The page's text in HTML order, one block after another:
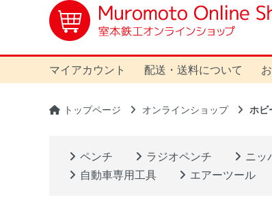
マイアカウント 配送・送料について
トップページ オンラインショップ ホビ
ペンチ ラジオペンチ ニッ
自動車専用工具
エアーツール